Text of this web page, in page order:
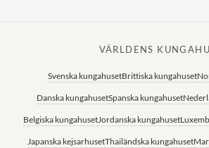
VÄRLDENS
Svenska kungahusetBrittiska kungahuset
Danska kungahusetSpanska kungahuset
Belgiska kungahusetJordanska kungahuset
Japanska kejsarhusetThailändska kungahuset